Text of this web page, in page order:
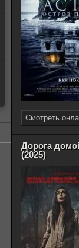
Смотреть
Дорога
(2025)